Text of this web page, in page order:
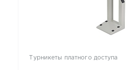
Турникеты платного доступа